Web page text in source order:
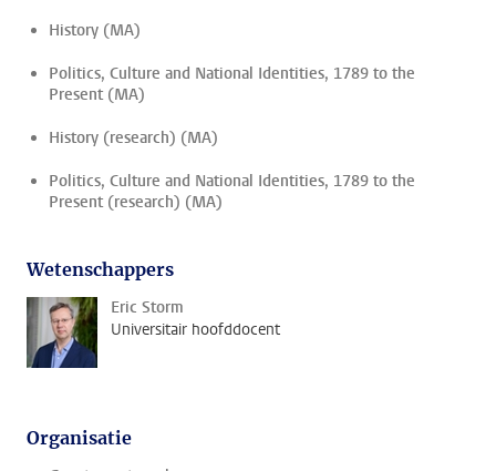
History (MA)
Politics, Culture and National Identities, 1789 to the
Present (MA)
History (research) (MA)
Politics, Culture and National Identities, 1789 to the
Present (research) (MA)
Wetenschappers
Eric Storm
Universitair hoofddocent
Organisatie